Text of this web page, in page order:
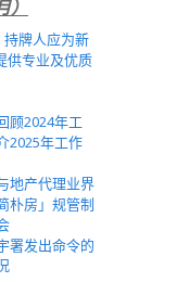
牌人应为新
供专业及优质
顾2024年工
2025年工作
地产代理业界
朴房」规管制
署发出命令的